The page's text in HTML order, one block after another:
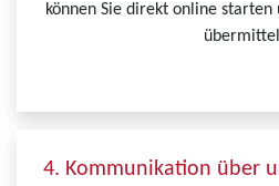
können Sie direkt online
4. Kommunikation über